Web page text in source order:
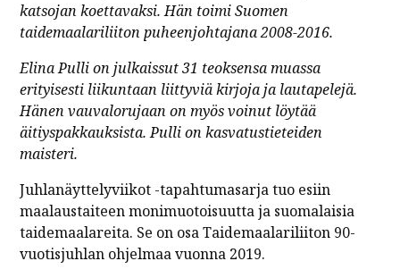
katsojan koettavaksi. Hän toimi Suomen
taidemaalariliiton puheenjohtajana 2008-2016.
Elina Pulli on julkaissut 31 teoksensa muassa
erityisesti liikuntaan liittyviä kirjoja ja lautapelejä.
Hänen vauvalorujaan on myös voinut löytää
äitiyspakkauksista. Pulli on kasvatustieteiden
maisteri.
Juhlanäyttelyviikot -tapahtumasarja tuo esiin
maalaustaiteen monimuotoisuutta ja suomalaisia
taidemaalareita. Se on osa Taidemaalariliiton 90-
vuotisjuhlan ohjelmaa vuonna 2019.